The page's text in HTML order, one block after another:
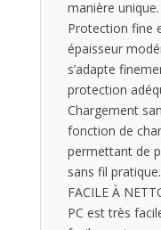
manière unique.
Protection fine
épaisseur
s’adapte
protection
Chargement
fonction de
permettant de
sans fil pratique.
FACILE À
PC est très